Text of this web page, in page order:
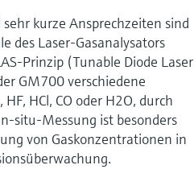
kurze Ansprechzeiten sind
des Laser-Gasanalysators
Prinzip (Tunable Diode Laser
GM700 verschiedene
HCl, CO oder H2O, durch
situ-Messung ist besonders
von Gaskonzentrationen in